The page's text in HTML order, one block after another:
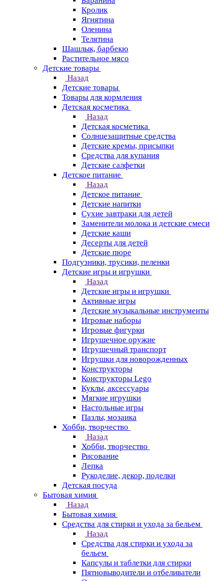
Кролик
Ягнятина
Оленина
Телятина
Шашлык, барбекю
Растительное мясо
Детские товары
Назад
Детские товары
Товары для кормления
Детская косметика
Назад
Детская косметика
Солнцезащитные средства
Детские кремы, присыпки
Средства для купания
Детские салфетки
Детское питание
Назад
Детское питание
Детские напитки
Сухие завтраки для детей
Заменители молока и детские смеси
Детские каши
Десерты для детей
Детские пюре
Подгузники, трусики, пеленки
Детские игры и игрушки
Назад
Детские игры и игрушки
Активные игры
Детские музыкальные инструменты
Игровые наборы
Игровые фигурки
Игрушечное оружие
Игрушечный транспорт
Игрушки для новорожденных
Конструкторы
Конструкторы Lego
Куклы, аксессуары
Мягкие игрушки
Настольные игры
Пазлы, мозаика
Хобби, творчество
Назад
Хобби, творчество
Рисование
Лепка
Рукоделие, декор, поделки
Детская посуда
Бытовая химия
Назад
Бытовая химия
Средства для стирки и ухода за бельем
Назад
Средства для стирки и ухода за
бельем
Капсулы и таблетки для стирки
Пятновыводители и отбеливатели